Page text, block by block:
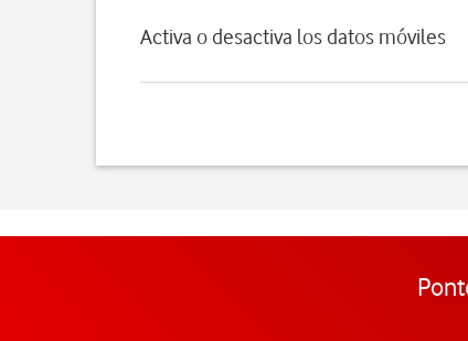
Activa o desactiva los datos móviles